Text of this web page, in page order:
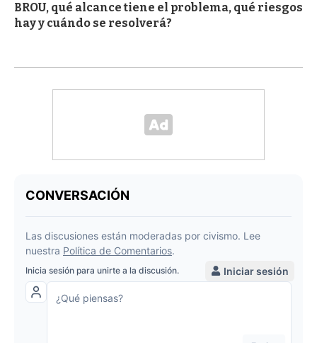
BROU, qué alcance tiene el problema, qué riesgos
hay y cuándo se resolverá?